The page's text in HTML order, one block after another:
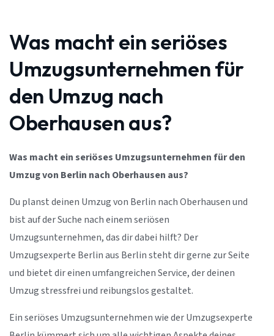
Was macht ein seriöses
Umzugsunternehmen für
den Umzug nach
Oberhausen aus?
Was macht ein seriöses Umzugsunternehmen für den
Umzug von Berlin nach Oberhausen aus?
Du planst deinen Umzug von Berlin nach Oberhausen und
bist auf der Suche nach einem seriösen
Umzugsunternehmen, das dir dabei hilft? Der
Umzugsexperte Berlin aus Berlin steht dir gerne zur Seite
und bietet dir einen umfangreichen Service, der deinen
Umzug stressfrei und reibungslos gestaltet.
Ein seriöses Umzugsunternehmen wie der Umzugsexperte